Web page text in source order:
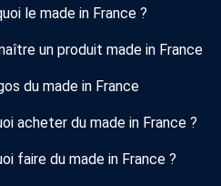
le made in France ?
un produit made in France
du made in France
acheter du made in France ?
faire du made in France ?